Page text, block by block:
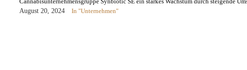
August 20, 2024
In "Unternehmen"